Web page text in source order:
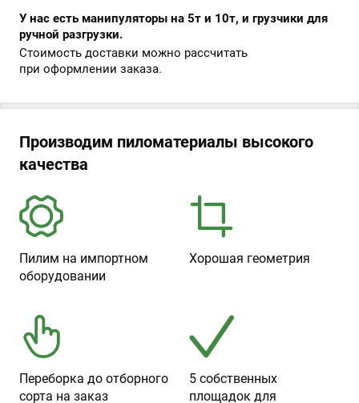
У нас есть манипуляторы на 5т и 10т, и грузчики для
ручной разгрузки.
Стоимость доставки можно рассчитать
при оформлении заказа.
Производим пиломатериалы высокого
качества
Пилим на импортном
оборудовании
Хорошая геометрия
Переборка до отборного
сорта на заказ
5 собственных
площадок для